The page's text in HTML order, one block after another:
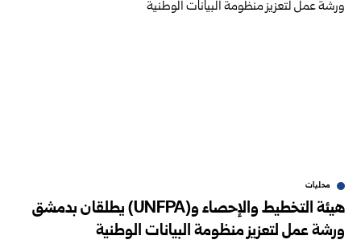
محليات
هيئة التخطيط والإحصاء و(UNFPA) يطلقان بدمشق
ورشة عمل لتعزيز منظومة البيانات الوطنية